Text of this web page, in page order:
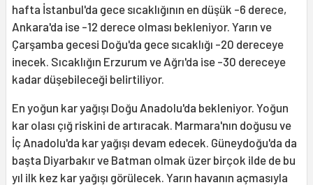
hafta İstanbul'da gece sıcaklığının en düşük -6 derece,
Ankara'da ise -12 derece olması bekleniyor. Yarın ve
Çarşamba gecesi Doğu'da gece sıcaklığı -20 dereceye
inecek. Sıcaklığın Erzurum ve Ağrı'da ise -30 dereceye
kadar düşebileceği belirtiliyor.
En yoğun kar yağışı Doğu Anadolu'da bekleniyor. Yoğun
kar olası çığ riskini de artıracak. Marmara'nın doğusu ve
İç Anadolu'da kar yağışı devam edecek. Güneydoğu'da da
başta Diyarbakır ve Batman olmak üzer birçok ilde de bu
yıl ilk kez kar yağışı görülecek. Yarın havanın açmasıyla